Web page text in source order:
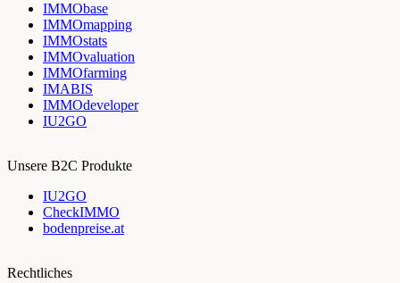
IMMObase
IMMOmapping
IMMOstats
IMMOvaluation
IMMOfarming
IMABIS
IMMOdeveloper
IU2GO
Unsere B2C Produkte
IU2GO
CheckIMMO
bodenpreise.at
Rechtliches